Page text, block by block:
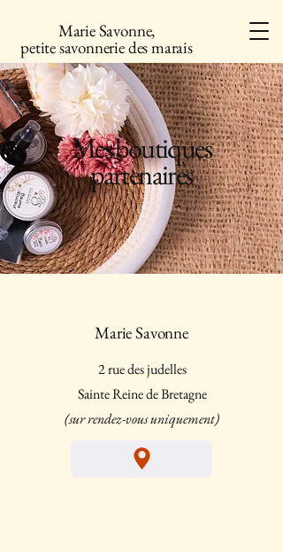
Marie Savonne,
petite savonnerie des marais
Mes boutiques
partenaires
Marie Savonne
2 rue des judelles
Sainte Reine de Bretagne
(sur rendez-vous uniquement)